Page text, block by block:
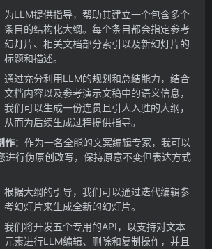
为LLM提供指导，帮助其建立一个包含多个
条目的结构化大纲。每个条目都会指定参考
幻灯片、相关文档部分索引以及新幻灯片的
标题和描述。
通过充分利用LLM的规划和总结能力，结合
文档内容以及参考演示文稿中的语义信息，
我们可以生成一份连贯且引人入胜的大纲，
从而为后续生成过程提供指导。
作：作为一名全能的文案编辑专家，我可以
进行伪原创改写，保持原意不变但表达方式
根据大纲的引导，我们可以通过迭代编辑参
考幻灯片来生成全新的幻灯片。
我们将开发五个专用的API，以支持对文本
元素进行LLM编辑、删除和复制操作，并且